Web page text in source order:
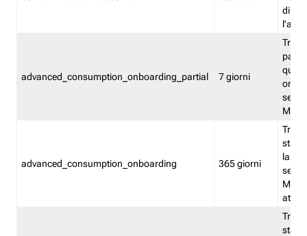
advanced_consumption_onboarding_partial 7 giorni
advanced_consumption_onboarding 365 giorni
stata
la
stata